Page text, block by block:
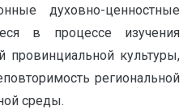
духовно-ценностные
в процессе изучения
провинциальной культуры,
региональной
среды.